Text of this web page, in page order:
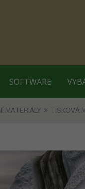
SOFTWARE
MATERIÁLY TISKOVÁ